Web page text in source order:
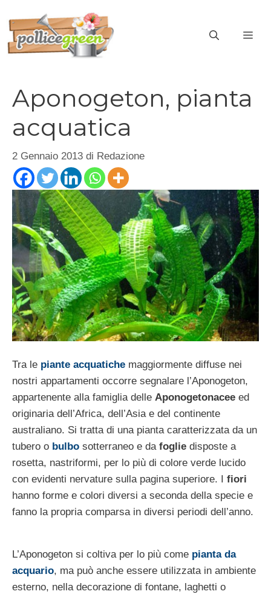
contenuto
Aponogeton, pianta
acquatica
2 Gennaio 2013 di Redazione
Tra le piante acquatiche maggiormente diffuse nei
nostri appartamenti occorre segnalare l’Aponogeton,
appartenente alla famiglia delle Aponogetonacee ed
originaria dell’Africa, dell’Asia e del continente
australiano. Si tratta di una pianta caratterizzata da un
tubero o bulbo sotterraneo e dafoglie disposte a
rosetta, nastriformi, per lo più di colore verde lucido
con evidenti nervature sulla pagina superiore. I fiori
hanno forme e colori diversi a seconda della specie e
fanno la propria comparsa in diversi periodi dell’anno.
L’Aponogeton si coltiva per lo più come pianta da
acquario, ma può anche essere utilizzata in ambiente
esterno, nella decorazione di fontane, laghetti o